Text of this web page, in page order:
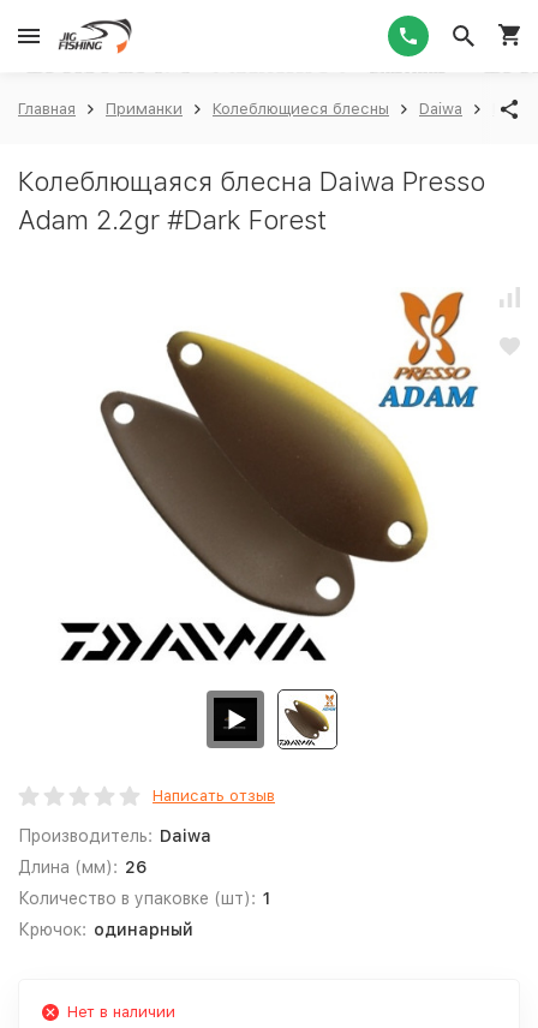
Главная Приманки Колеблющиеся блесны Daiwa
Колеблющаяся блесна Daiwa Presso
Adam 2.2gr #Dark Forest
Написать отзыв
Производитель: Daiwa
Длина (мм): 26
Количество в упаковке (шт): 1
Крючок: одинарный
Нет в наличии